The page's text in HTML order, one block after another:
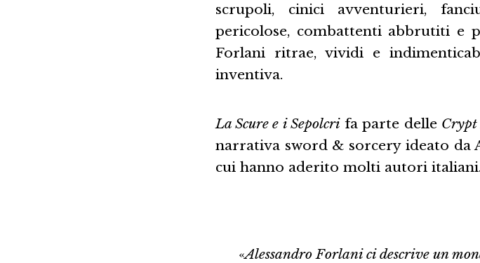
scrupoli, cinici avventurieri,
pericolose, combattenti abbrutiti e
Forlani ritrae, vividi e
inventiva.
La Scure e i Sepolcrifa parte delle Crypt
narrativa sword & sorcery ideato da
cui hanno aderito molti autori italiani.
«Alessandro Forlani ci descrive un